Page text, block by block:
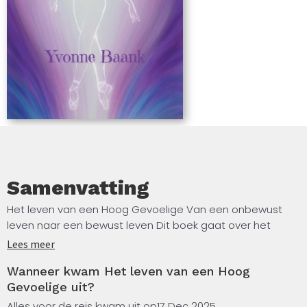
Samenvatting
Het leven van een Hoog Gevoelige Van een onbewust
leven naar een bewust leven Dit boek gaat over het
leven van Hoog Gevoelige mensen. Ook wel HSP
Als je niet weet dat je Hoog Gevoelig bent of dat wel
weet maar je niet weet hoe je hier mee om moet gaan,
Lees meer
Wanneer kwam Het leven van een Hoog
Gevoelige uit?